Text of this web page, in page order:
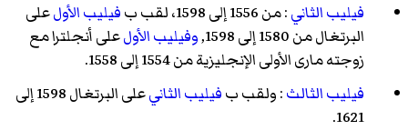
فيليب الثاني: من 1556 إلى 1598، لقب ب فيليب الأولعلى
البرتغال من 1580 إلى 1598,
وفيليب الأولعلى أنجلترا مع
زوجته مارى الأولى الإنجليزية من 1554 إلى 1558.
فيليب الثالث: ولقب بفيليب الثاني
على البرتغال 1598 إلى
1621.